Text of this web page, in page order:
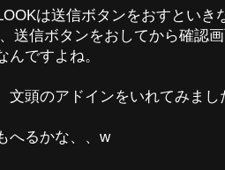
は送信ボタンをおすといき
送信ボタンをおしてから確認
んですよね。
文頭のアドインをいれてみまし
へるかな、、w